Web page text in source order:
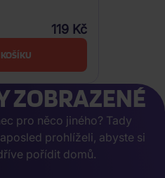
119 Kč
ZOBRAZENÉ
pro něco jiného? Tady
prohlíželi, abyste si
pořídit domů.